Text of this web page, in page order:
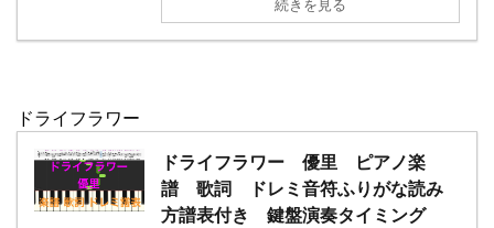
続きを見る
ドライフラワー
ドライフラワー 優里 ピアノ楽
譜 歌詞 ドレミ音符ふりがな読み
方譜表付き 鍵盤演奏タイミング